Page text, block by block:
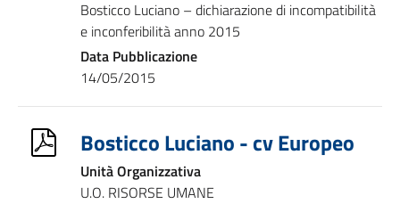
Bosticco Luciano – dichiarazione di incompatibilità
e inconferibilità anno 2015
Data Pubblicazione
14/05/2015
Bosticco Luciano - cv Europeo
Unità Organizzativa
U.O. RISORSE UMANE